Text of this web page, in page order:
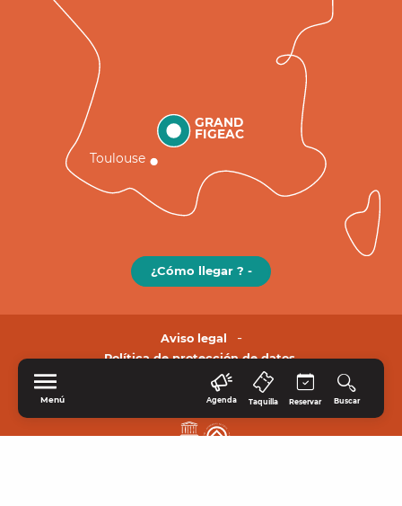
Menú Agenda Taquilla Reservar Buscar
GRAND
FIGEAC
Toulouse
¿Cómo llegar ? -
Aviso legal
Política de protección de datos.